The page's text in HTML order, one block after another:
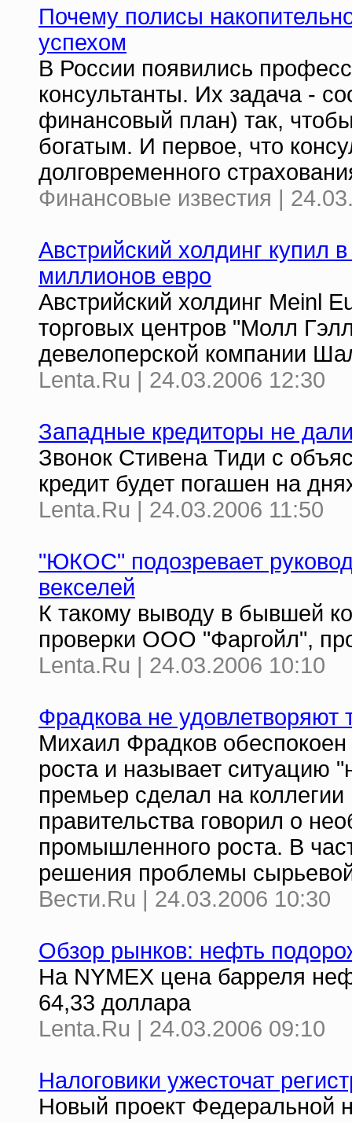
Почему полисы
успехом
В России появились
консультанты. Их задача -
финансовый план) так,
богатым. И первое, что
долговременного
Финансовые известия |
Австрийский холдинг купил
миллионов евро
Австрийский холдинг Meinl
торговых центров "Молл
девелоперской компании
Lenta.Ru | 24.03.2006 12:30
Западные кредиторы не
Звонок Стивена Тиди с
кредит будет погашен на
Lenta.Ru | 24.03.2006 11:50
"ЮКОС" подозревает
векселей
К такому выводу в бывшей
проверки ООО "Фаргойл",
Lenta.Ru | 24.03.2006 10:10
Фрадкова не
Михаил Фрадков
роста и называет ситуацию
премьер сделал на
правительства говорил о
промышленного роста. В
решения проблемы
Вести.Ru | 24.03.2006 10:30
Обзор рынков: нефть
На NYMEX цена барреля
64,33 доллара
Lenta.Ru | 24.03.2006 09:10
Налоговики ужесточат
Новый проект Федеральной